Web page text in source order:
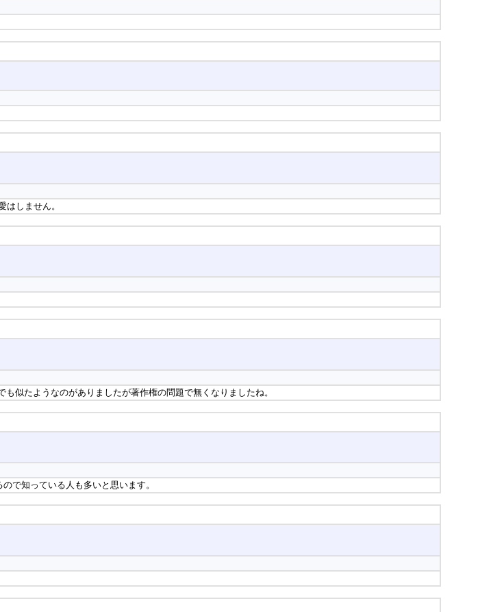
しません。
似たようなのがありましたが著作権の問題で無くなりましたね。
で知っている人も多いと思います。